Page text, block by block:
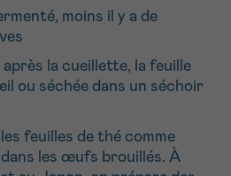
moins il y a de
la cueillette, la feuille
ou séchée dans un séchoir
feuilles de thé comme
dans les œufs brouillés. À
la Newsletter
d’utilisations